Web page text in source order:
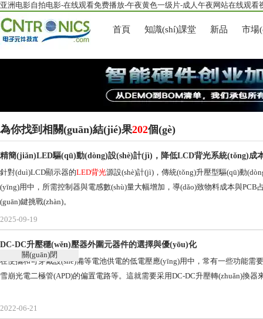
亚洲电影自拍电影-在线观看免费播放-午夜黄色一级片-成人午夜网站在线观
首頁 知識(shí)課堂 新品 市場
為你找到相關(guān)結(jié)果202個(gè)
精簡(jiǎn)LED驅(qū)動(dòng)設(shè)計(jì)，降低LCD背光系統(tǒng)成
針對(duì)LCD顯示器的LED背光源設(shè)計(jì)，傳統(tǒng)升壓型驅(qū)動
(yīng)用中，所需控制器與電感數(shù)量大幅增加，導(dǎo)致物料成本與
(guān)鍵挑戰(zhàn)。
2025-09-19
DC-DC升壓穩(wěn)壓器外圍元器件的選擇與優(yōu)化
在便攜和可穿戴設(shè)備等電池供電的低電壓應(yīng)用中，常有一些功能需要較高
雪崩光電二極管(APD)的偏置電路等。這就需要采用DC-DC升壓轉(zhuǎn)換
2022-06-21
關(guān)閉